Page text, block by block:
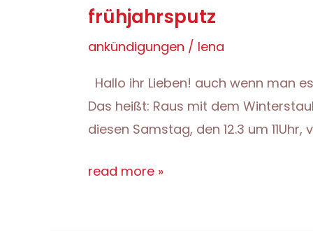
frühjahrsputz
ankündigungen / lena
Hallo ihr Lieben! auch wenn man
Das heißt: Raus mit dem
diesen Samstag, den 12.3 um
frühjahrsputz
read more »